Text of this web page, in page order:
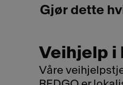
Gjør dette
Veihjelp i
Våre